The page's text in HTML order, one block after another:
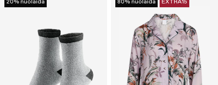
20% nuolaida 80% nuolaida EXTRA15